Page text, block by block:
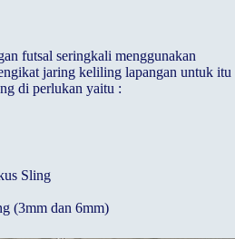
futsal seringkali menggunakan
jaring keliling lapangan untuk itu
di perlukan yaitu :
Sling
(3mm dan 6mm)